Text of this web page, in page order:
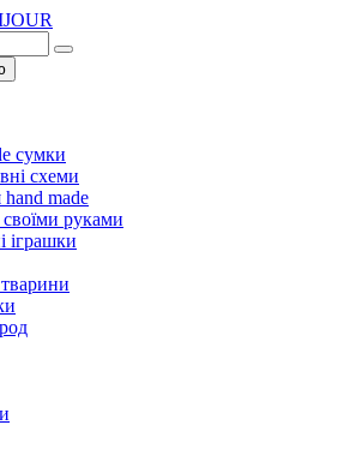
сумки
схеми
hand made
руками
іграшки